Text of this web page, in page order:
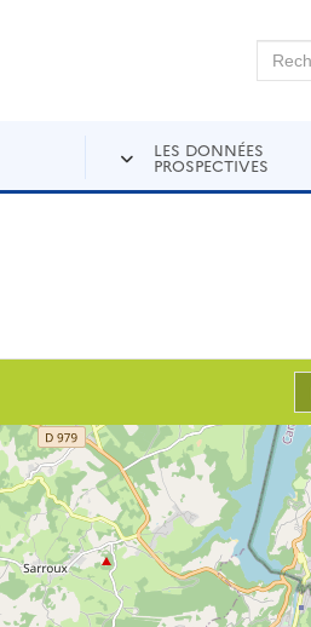
Rechercher
LES DONNÉES
PROSPECTIVES